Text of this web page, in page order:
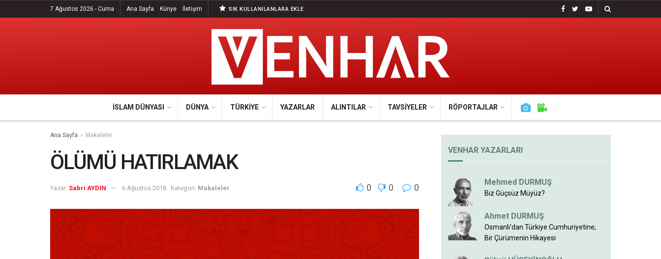
7 Ağustos 2026 - Cuma Ana Sayfa Künye İletişim SIK KULLANILANLARA EKLE
İSLAM DÜNYASI DÜNYA TÜRKIYE YAZARLAR ALINTILAR TAVSIYELER RÖPORTAJLAR
Ana Sayfa Makaleler
ÖLÜMÜ HATIRLAMAK
Yazar: Sabri AYDIN 6 Ağustos 2018 Kategori: Makaleler 0 0 0
VENHAR YAZARLARI
Mehmed DURMUŞ
Biz Güçsüz Müyüz?
Ahmet DURMUŞ
Osmanlı'dan Türkiye Cumhuriyetine;
Bir Çürümenin Hikayesi